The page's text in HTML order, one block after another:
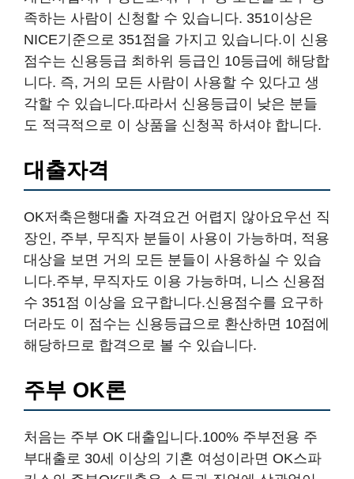
족하는 사람이 신청할 수 있습니다. 351이상은
NICE기준으로 351점을 가지고 있습니다.이 신용
점수는 신용등급 최하위 등급인 10등급에 해당합
니다. 즉, 거의 모든 사람이 사용할 수 있다고 생
각할 수 있습니다.따라서 신용등급이 낮은 분들
도 적극적으로 이 상품을 신청꼭 하셔야 합니다.
대출자격
OK저축은행대출 자격요건 어렵지 않아요우선 직
장인, 주부, 무직자 분들이 사용이 가능하며, 적용
대상을 보면 거의 모든 분들이 사용하실 수 있습
니다.주부, 무직자도 이용 가능하며, 니스 신용점
수 351점 이상을 요구합니다.신용점수를 요구하
더라도 이 점수는 신용등급으로 환산하면 10점에
해당하므로 합격으로 볼 수 있습니다.
주부 OK론
처음는 주부 OK 대출입니다.100% 주부전용 주
부대출로 30세 이상의 기혼 여성이라면 OK스파